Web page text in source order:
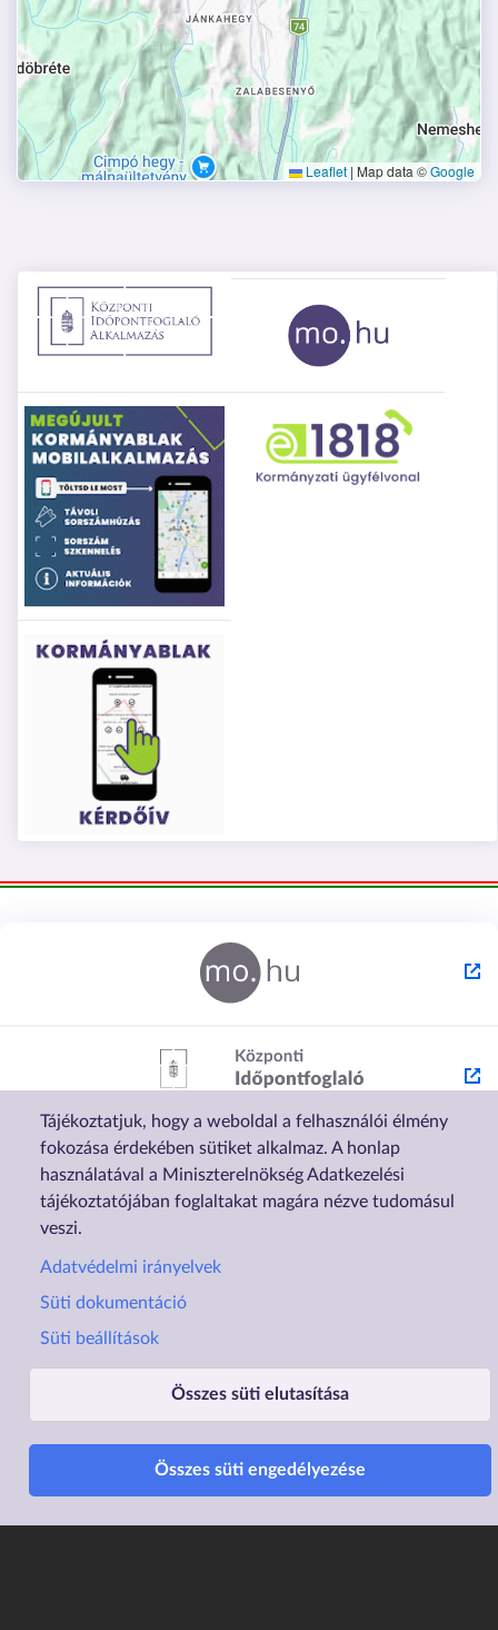
Tájékoztatjuk, hogy a weboldal a felhasználói élmény
fokozása érdekében sütiket alkalmaz. A honlap
használatával a Miniszterelnökség Adatkezelési
tájékoztatójában foglaltakat magára nézve tudomásul
veszi.
Adatvédelmi irányelvek
Süti dokumentáció
Süti beállítások
Összes süti elutasítása
Összes süti engedélyezése
Leaflet | Map data ©Google
Adatvédelem
Lábléc2
Családtámogatások
Elektronikus ügyintézés